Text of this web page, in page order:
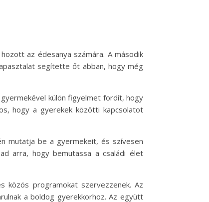
az édesanya számára. A második
segítette őt abban, hogy még
külön figyelmet fordít, hogy
hogy a gyerekek közötti kapcsolatot
mutatja be a gyermekeit, és szívesen
arra, hogy bemutassa a családi élet
közös programokat szervezzenek. Az
a boldog gyerekkorhoz. Az együtt